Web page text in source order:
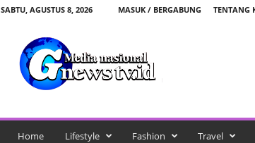
SABTU, AGUSTUS 8, 2026 MASUK / BERGABUNG TENTANG
Home Lifestyle Fashion Travel